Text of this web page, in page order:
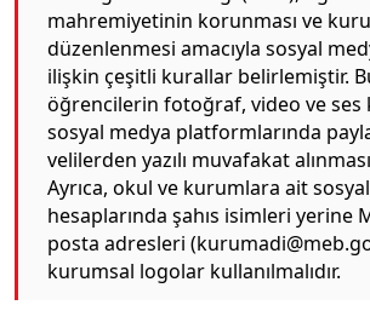
mahremiyetinin korunması ve
düzenlenmesi amacıyla sosyal
ilişkin çeşitli kurallar belirlemiştir.
öğrencilerin fotoğraf, video ve ses
sosyal medya platformlarında
velilerden yazılı muvafakat
Ayrıca, okul ve kurumlara ait
hesaplarında şahıs isimleri yerine
posta adresleri
kurumsal logolar kullanılmalıdır.